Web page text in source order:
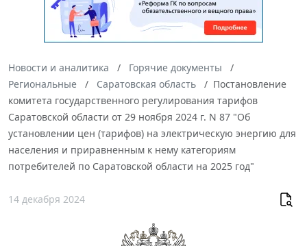
Новости и аналитика
Горячие документы
Региональные
Саратовская область
Постановление
комитета государственного регулирования тарифов
Саратовской области от 29 ноября 2024 г. N 87 "Об
установлении цен (тарифов) на электрическую энергию для
населения и приравненным к нему категориям
потребителей по Саратовской области на 2025 год"
14 декабря 2024